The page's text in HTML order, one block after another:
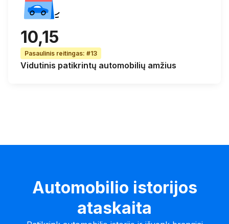
10,15
Pasaulinis reitingas: #13
Vidutinis patikrintų automobilių amžius
Automobilio istorijos
ataskaita